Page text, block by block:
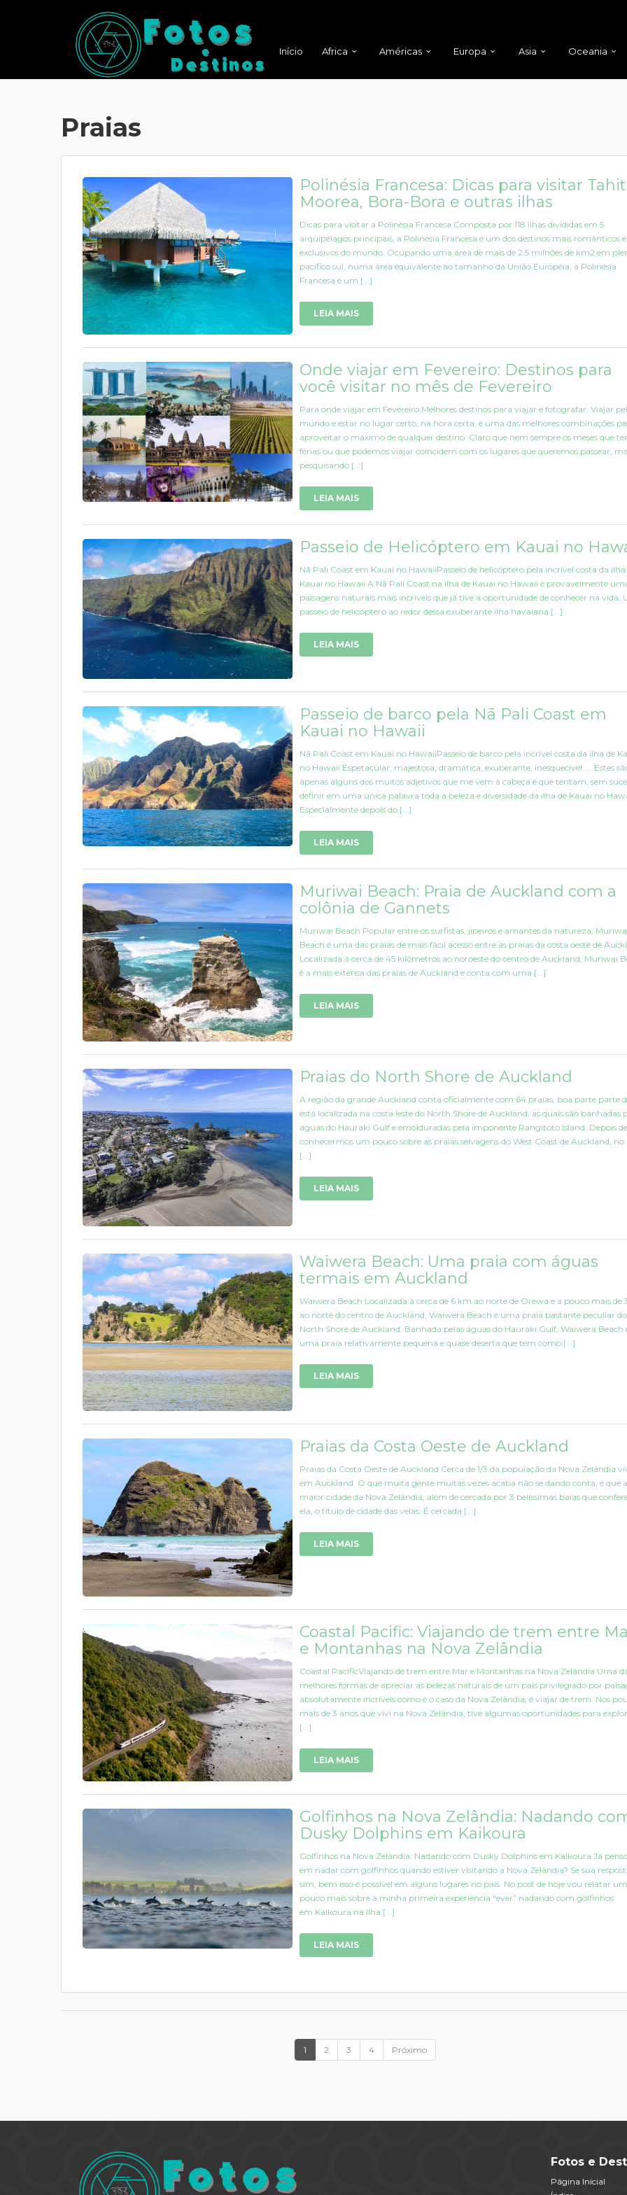
Início Africa Américas Europa Asia Oceania
Praias
Polinésia Francesa: Dicas para visitar
Moorea, Bora-Bora e outras ilhas
Dicas para visitar a Polinésia Francesa Composta por 118 ilhas divididas em 5
arquipélagos principais, a Polinésia Francesa é um dos destinos mais românticos e
exclusivos do mundo. Ocupando uma área de mais de 2.5 milhões de km2 em
pacífico sul, numa área equivalente ao tamanho da União Européia, a Polinésia
Francesa é um [...]
LEIA MAIS
Onde viajar em Fevereiro: Destinos para
você visitar no mês de Fevereiro
Para onde viajar em Fevereiro:Melhores destinos para viajar e fotografar. Viajar
mundo e estar no lugar certo, na hora certa, é uma das melhores combinações
aproveitar o máximo de qualquer destino. Claro que nem sempre os meses que
férias ou que podemos viajar coincidem com os lugares que queremos passear,
pesquisando [...]
LEIA MAIS
Passeio de Helicóptero em Kauai no
Nā Pali Coast em Kauai no HawaiiPasseio de helicóptero pela incrível costa da ilha
Kauai no Hawaii A Nā Pali Coast na ilha de Kauai no Hawaii é provavelmente
paisagens naturais mais incríveis que já tive a oportunidade de conhecer na vida.
passeio de helicóptero ao redor dessa exuberante ilha havaiana [...]
LEIA MAIS
Passeio de barco pela Nā Pali Coast em
Kauai no Hawaii
Nā Pali Coast em Kauai no HawaiiPasseio de barco pela incrível costa da ilha de
no Hawaii Espetacular, majestosa, dramática, exuberante, inesquecível….. Estes
apenas alguns dos muitos adjetivos que me vem à cabeça e que tentam, sem
definir em uma única palavra toda a beleza e diversidade da ilha de Kauai no
Especialmente depois do [...]
LEIA MAIS
Muriwai Beach: Praia de Auckland com a
colônia de Gannets
Muriwai Beach Popular entre os surfistas, jipeiros e amantes da natureza,
Beach é uma das praias de mais fácil acesso entre as praias da costa oeste de
Localizada à cerca de 45 kilômetros ao noroeste do centro de Auckland, Muriwai
é a mais extensa das praias de Auckland e conta com uma [...]
LEIA MAIS
Praias do North Shore de Auckland
A região da grande Auckland conta oficialmente com 64 praias, boa parte parte
está localizada na costa leste do North Shore de Auckland, as quais são banhadas
águas do Hauraki Gulf e emolduradas pela imponente Rangitoto Island. Depois de
conhecermos um pouco sobre as praias selvagens do West Coast de Auckland, no
[...]
LEIA MAIS
Waiwera Beach: Uma praia com águas
termais em Auckland
Waiwera Beach Localizada à cerca de 6 km ao norte de Orewa e a pouco mais de
ao norte do centro de Auckland, Waiwera Beach é uma praia bastante peculiar do
North Shore de Auckland. Banhada pelas águas do Hauraki Gulf, Waiwera Beach
uma praia relativamente pequena e quase deserta que tem como [...]
LEIA MAIS
Praias da Costa Oeste de Auckland
Praias da Costa Oeste de Auckland Cerca de 1/3 da população da Nova Zelândia
em Auckland. O que muita gente muitas vezes acaba não se dando conta, é que a
maior cidade da Nova Zelândia, além de cercada por 3 belíssimas baías que
ela, o título de cidade das velas. É cercada [...]
LEIA MAIS
Coastal Pacific: Viajando de trem entre
e Montanhas na Nova Zelândia
Coastal PacificViajando de trem entre Mar e Montanhas na Nova Zelândia Uma
melhores formas de apreciar as belezas naturais de um país privilegiado por
absolutamente incríveis como é o caso da Nova Zelândia, é viajar de trem. Nos
mais de 3 anos que vivi na Nova Zelândia, tive algumas oportunidades para
[...]
LEIA MAIS
Golfinhos na Nova Zelândia: Nadando
Dusky Dolphins em Kaikoura
Golfinhos na Nova Zelândia: Nadando com Dusky Dolphins em Kaikoura Já
em nadar com golfinhos quando estiver visitando a Nova Zelândia? Se sua
sim, bem isso é possível em alguns lugares no país. No post de hoje vou relatar um
pouco mais sobre a minha primeira experiência “ever” nadando com golfinhos
em Kaikoura na Ilha [...]
LEIA MAIS
1 2 3 4 Próximo
Fotos e
Página Inicial